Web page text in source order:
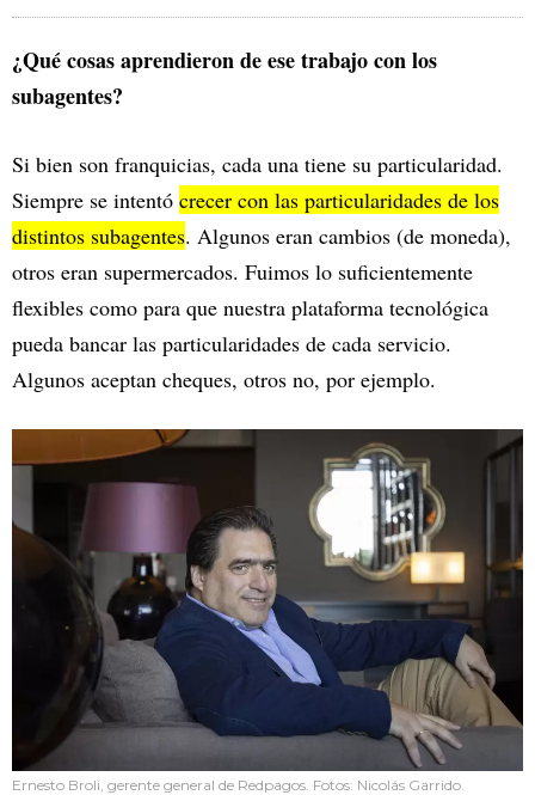
¿Qué cosas aprendieron de ese trabajo con los
subagentes?
Si bien son franquicias, cada una tiene su particularidad.
Siempre se intentó crecer con las particularidades de los
distintos subagentes. Algunos eran cambios (de moneda),
otros eran supermercados. Fuimos lo suficientemente
flexibles como para que nuestra plataforma tecnológica
pueda bancar las particularidades de cada servicio.
Algunos aceptan cheques, otros no, por ejemplo.
Ernesto Broli, gerente general de Redpagos. Fotos: Nicolás Garrido.